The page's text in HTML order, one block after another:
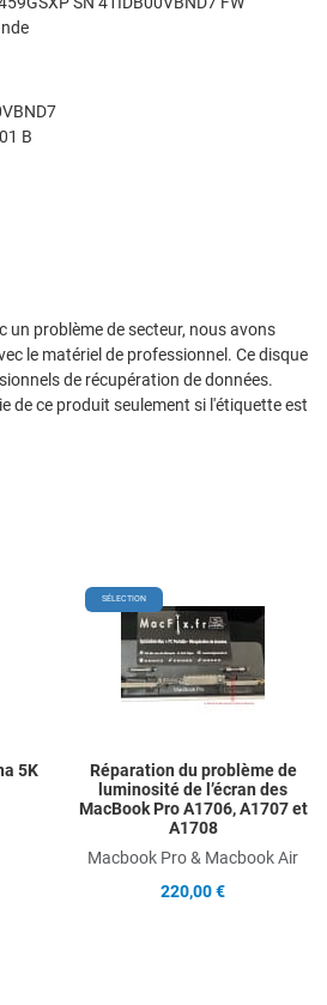
B
un problème de secteur, nous avons
le matériel de professionnel. Ce disque
de récupération de données.
de ce produit seulement si l'étiquette est
Add to Wishlist
Add to Compare
Quick View
5K
SÉLECTION
Réparation du problème de
luminosité de l’écran des
MacBook Pro A1706, A1707 et
A1708
Macbook Pro & Macbook Air
220,00 €